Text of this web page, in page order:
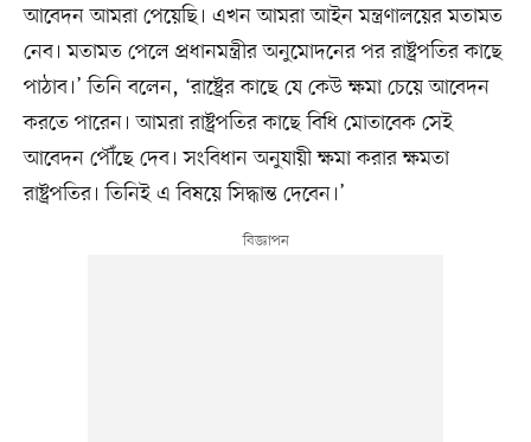
আবেদন আমরা পেয়েছি। এখন আমরা আইন মন্ত্রণালয়ের মতামত
নেব। মতামত পেলে প্রধানমন্ত্রীর অনুমোদনের পর রাষ্ট্রপতির কাছে
পাঠাব।’ তিনি বলেন, ‘রাষ্ট্রের কাছে যে কেউ ক্ষমা চেয়ে আবেদন
করতে পারেন। আমরা রাষ্ট্রপতির কাছে বিধি মোতাবেক সেই
আবেদন পৌঁছে দেব। সংবিধান অনুযায়ী ক্ষমা করার ক্ষমতা
রাষ্ট্রপতির। তিনিই এ বিষয়ে সিদ্ধান্ত দেবেন।’